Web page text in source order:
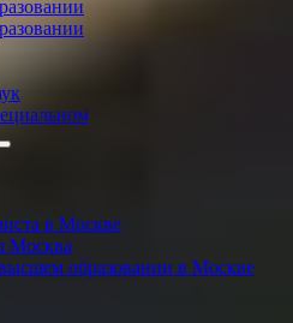
в Москве
Москва
образовании в Москве